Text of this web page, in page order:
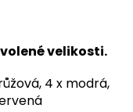
velikosti.
4 x modrá,